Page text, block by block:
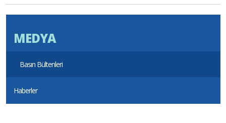
MEDYA
Basın Bültenleri
Haberler